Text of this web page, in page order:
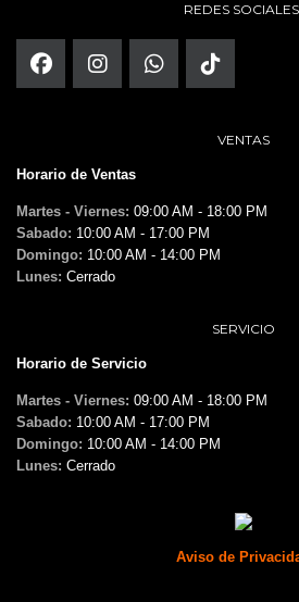
REDES SOCIALES
VENTAS
Horario de Ventas
Martes - Viernes: 09:00 AM - 18:00 PM
Sabado: 10:00 AM - 17:00 PM
Domingo: 10:00 AM - 14:00 PM
Lunes: Cerrado
SERVICIO
Horario de Servicio
Martes - Viernes: 09:00 AM - 18:00 PM
Sabado: 10:00 AM - 17:00 PM
Domingo: 10:00 AM - 14:00 PM
Lunes: Cerrado
Aviso de